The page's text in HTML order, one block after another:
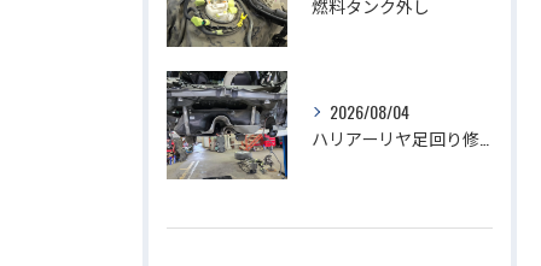
燃料タンク外し
2026/08/04